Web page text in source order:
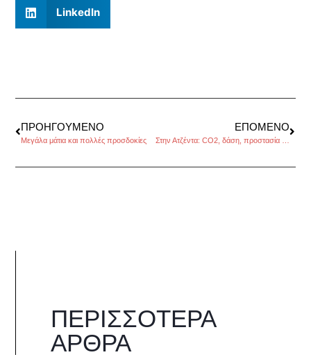
LinkedIn
ΠΡΟΗΓΟΎΜΕΝΟ
Μεγάλα μάτια και πολλές προσδοκίες
ΕΠΌΜΕΝΟ
ΠΕΡΙΣΣΌΤΕΡΑ
ΆΡΘΡΑ